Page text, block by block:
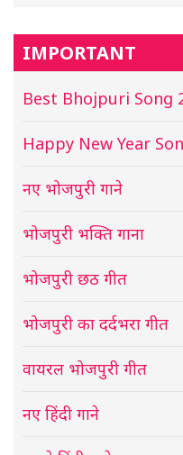
IMPORTANT
Best Bhojpuri Song
Happy New Year
नए भोजपुरी गाने
भोजपुरी भक्ति गाना
भोजपुरी छठ गीत
भोजपुरी का दर्दभरा गीत
वायरल भोजपुरी गीत
नए हिंदी गाने